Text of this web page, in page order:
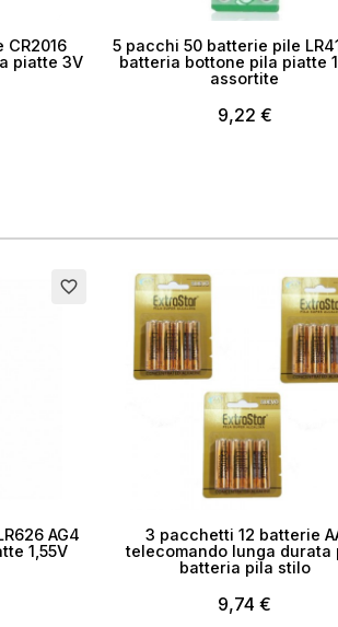
piatte 3V
5 pacchi 50 batterie pile
batteria bottone pila piatte
assortite
9,22 €
favorite_border
AG4
1,55V
3 pacchetti 12 batterie
telecomando lunga durata
batteria pila stilo
9,74 €
Crea lista dei desideri